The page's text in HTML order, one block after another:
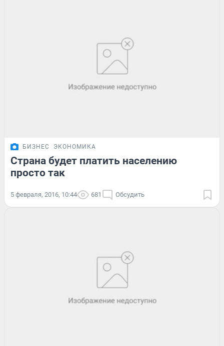
БИЗНЕС ЭКОНОМИКА
Страна будет платить населению
просто так
5 февраля, 2016, 10:44 681 Обсудить